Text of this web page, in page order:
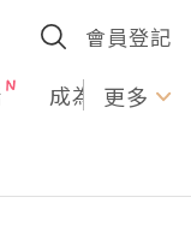
會員登記
成為U更多